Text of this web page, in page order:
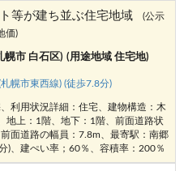
等が建ち並ぶ住宅地域
(公示
価)
幌市 白石区) (用途地域 住宅地)
札幌市東西線) (徒歩7.8分)
利用状況詳細：住宅、建物構造：木
地上：1階、地下：1階、前面道路状
面道路の幅員：7.8m、最寄駅：南郷
)、建ぺい率；60％、容積率：200％